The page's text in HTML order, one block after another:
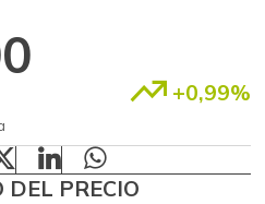
+0,99%
PRECIO